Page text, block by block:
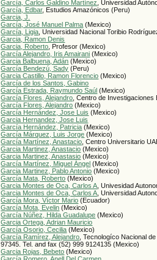
García, Carlos Galdino Martínez , Universidad
García, Edbar, Estudios Amazónicos (Peru)
Garcia, J.
García, José Manuel Palma (Mexico)
García, Ligia , Universidad Nacional Toribio
Garcia, Ramon Denis
Garcia, Roberto , Profesor (Mexico)
García Alejandro, Iris Amairani (Mexico)
Garcia Balbuena, Adán (Mexico)
García Bendezú, Sady (Peru)
Garcia Castillo, Ramon Florencio (Mexico)
García de los Santos, Gabino
García Estrada, Raymundo Saúl (Mexico)
García Flores, Alejandro , Centro de
García Flores, Alejandro (Mexico)
García Hernández, Jose Luis (Mexico)
Garcia Hernandez, Jose Luis
García Hernández, Patricia (Mexico)
García Márquez, Luis Jorge (Mexico)
García Martínez, Anastacio , Centro Universitario
Garcia Martinez, Anastacio (Mexico)
Garcia Martinez, Anastasio (Mexico)
García Martínez, Miguel Ángel (Mexico)
Garcia Martinez, Pablo Antonio (Mexico)
García Mata, Roberto (Mexico)
Garcia Montes de Oca, Carlos A , Univesidad
Garcia Montes de Oca, Carlos A , Universidad
García Mora, Víctor Mario (Ecuador)
García Mota, Evelin (Mexico)
García Núñez, Hilda Guadalupe (Mexico)
Garcia Ortega, Adrian Mauricio
García Osorio, Cecilia (Mexico)
García Ramírez, Alejandro , Tecnologíco Nacional
97345. Tel. and fax (52) 999 9124135 (Mexico)
Garcia Rojas, Bebeto (Mexico)